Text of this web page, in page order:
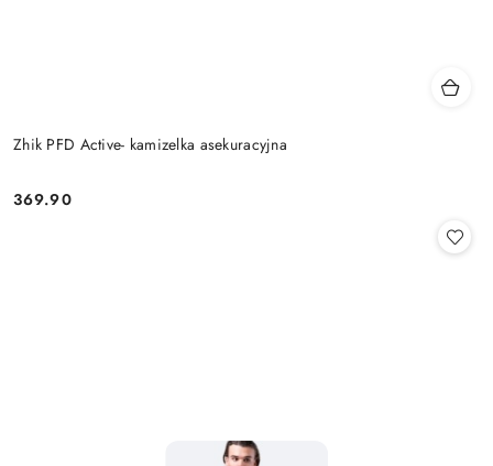
Zhik PFD Active- kamizelka asekuracyjna
Cena:
369.90